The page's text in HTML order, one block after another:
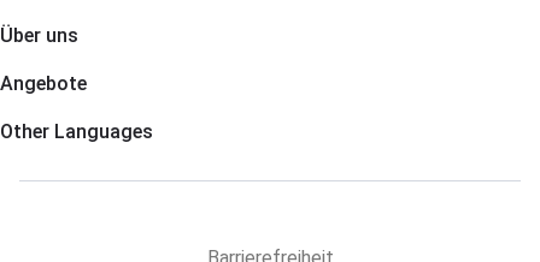
Über uns
Angebote
Other Languages